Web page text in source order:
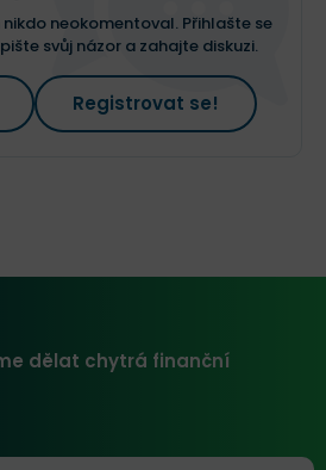
neokomentoval. Přihlašte se
svůj názor a zahajte diskuzi.
Registrovat se!
dělat chytrá finanční